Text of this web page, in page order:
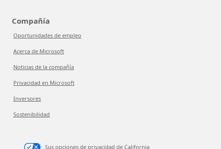
Compañía
Oportunidades de empleo
Acerca de Microsoft
Noticias de la compañía
Privacidad en Microsoft
Inversores
Sostenibilidad
Sus opciones de privacidad de California